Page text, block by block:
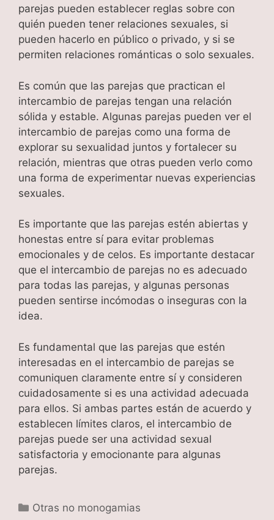
parejas pueden establecer reglas sobre con
quién pueden tener relaciones sexuales, si
pueden hacerlo en público o privado, y si se
permiten relaciones románticas o solo sexuales.
Es común que las parejas que practican el
intercambio de parejas tengan una relación
sólida y estable. Algunas parejas pueden ver el
intercambio de parejas como una forma de
explorar su sexualidad juntos y fortalecer su
relación, mientras que otras pueden verlo como
una forma de experimentar nuevas experiencias
sexuales.
Es importante que las parejas estén abiertas y
honestas entre sí para evitar problemas
emocionales y de celos. Es importante destacar
que el intercambio de parejas no es adecuado
para todas las parejas, y algunas personas
pueden sentirse incómodas o inseguras con la
idea.
Es fundamental que las parejas que estén
interesadas en el intercambio de parejas se
comuniquen claramente entre sí y consideren
cuidadosamente si es una actividad adecuada
para ellos. Si ambas partes están de acuerdo y
establecen límites claros, el intercambio de
parejas puede ser una actividad sexual
satisfactoria y emocionante para algunas
parejas.
Categorías
Otras no monogamias